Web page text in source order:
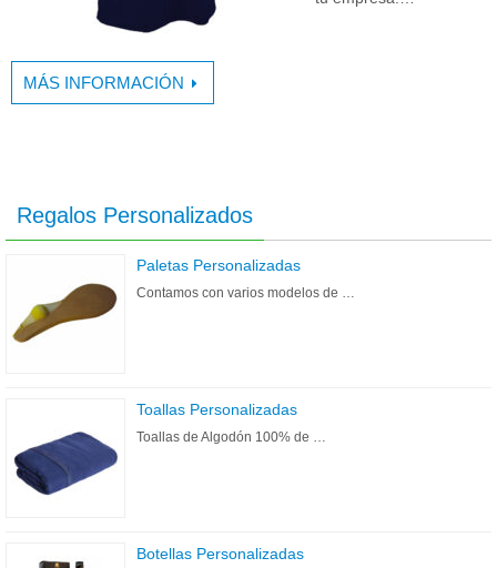
MÁS INFORMACIÓN
Regalos Personalizados
Paletas Personalizadas
Contamos con varios modelos de …
Toallas Personalizadas
Toallas de Algodón 100% de …
Botellas Personalizadas